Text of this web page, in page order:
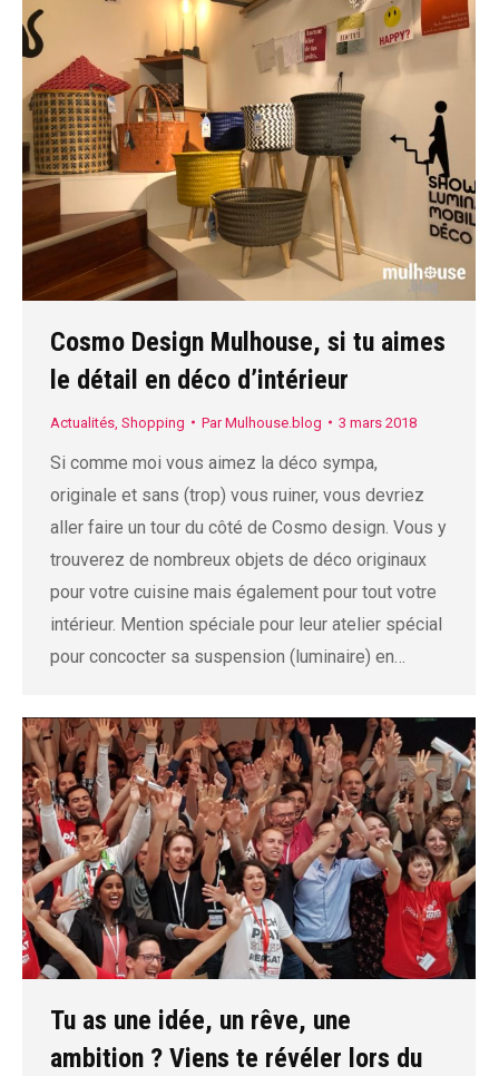
Cosmo Design Mulhouse, si tu aimes
le détail en déco d’intérieur
Actualités Shopping ParMulhouse.blog 3 mars 2018
Si comme moi vous aimez la déco sympa,
originale et sans (trop) vous ruiner, vous devriez
aller faire un tour du côté de Cosmo design. Vous y
trouverez de nombreux objets de déco originaux
pour votre cuisine mais également pour tout votre
intérieur. Mention spéciale pour leur atelier spécial
pour concocter sa suspension (luminaire) en…
Tu as une idée, un rêve, une
ambition ? Viens te révéler lors du